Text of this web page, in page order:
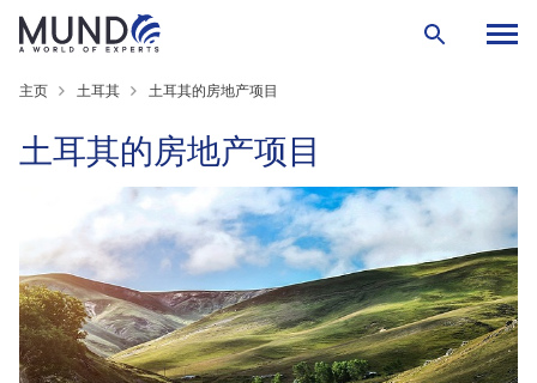
主页 土耳其 土耳其的房地产项目
土耳其的房地产项目